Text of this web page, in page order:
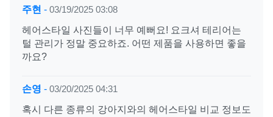
주현 - 03/19/2025 03:08
헤어스타일 사진들이 너무 예뻐요! 요크셔 테리어는
털 관리가 정말 중요하죠. 어떤 제품을 사용하면 좋을
까요?
손영 - 03/20/2025 04:31
혹시 다른 종류의 강아지와의 헤어스타일 비교 정보도